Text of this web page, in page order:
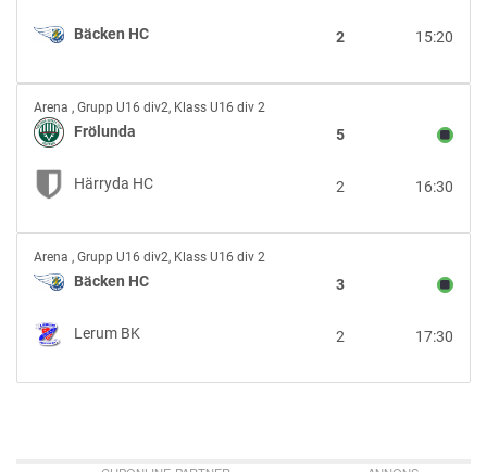
Bäcken HC 15:20
2
Frölunda
vs
Härryda
HC
Arena , Grupp U16 div2, Klass U16 div 2
Frölunda 5
Härryda HC 16:30
2
Bäcken
HC
Lerum
BK
Arena , Grupp U16 div2, Klass U16 div 2
Bäcken HC 3
Lerum BK 17:30
2